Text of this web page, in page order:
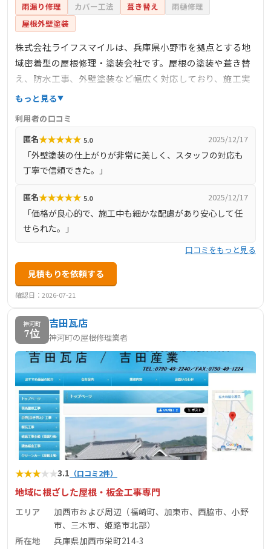
雨漏り修理 カバー工法 葺き替え
雨樋修理
屋根外壁塗装
株式会社ライフスマイルは、兵庫県小野市を拠点とする地
域密着型の屋根修理・塗装会社です。屋根の塗装や葺き替
え、防水工事、外壁塗装など幅広く対応しており、施工実
績は累計600棟以上に上ります。1級塗装技能士が在籍し、
強みです。見積もりや現地調査は無料で、WEBシミュレー
ションにも対応。施工品質と誠実な対応に定評があり、地
域住民から厚い信頼を集めています。
もっと見る
利用者の口コミ
匿名★★★★★ 5.0 2025/12/17
「外壁塗装の仕上がりが非常に美しく、スタッフの対応も
丁寧で信頼できた。」
匿名★★★★★ 5.0 2025/12/17
「価格が良心的で、施工中も細かな配慮があり安心して任
せられた。」
口コミをもっと見る
見積もりを依頼する
確認日：2026-07-21
神河町
7位
吉田瓦店
神河町の屋根修理業者
★★★★★3.1 （口コミ2件）
地域に根ざした屋根・板金工事専門
エリア
加西市および周辺（福崎町、加東市、西脇市、小野
市、三木市、姫路市北部）
所在地
兵庫県加西市栄町214‑3